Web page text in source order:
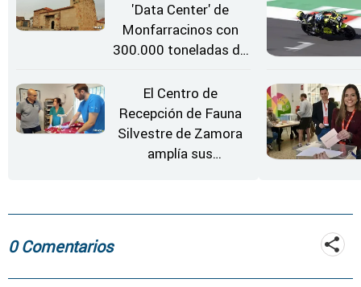
'Data Center' de
Monfarracinos con
300.000 toneladas de
al año
El Centro de
Recepción de Fauna
Silvestre de Zamora
amplía sus
0 Comentarios